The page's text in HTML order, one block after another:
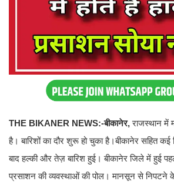
THE BIKANER NEWS:-बीकानेर,राजस्थान में
है। बारिशों का दौर शुरू हो चुका है।बीकानेर सहित कई
बाद हल्की और तेज़ बारिश हुई। बीकानेर जिले में हुई
प्रसाशन की व्यवस्थाओं की पोल। मानसून से निपटने